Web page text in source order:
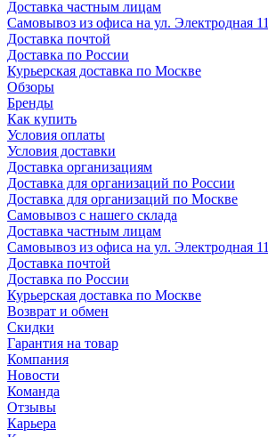
Доставка частным лицам
Самовывоз из офиса на ул. Электродная 11
Доставка почтой
Доставка по России
Курьерская доставка по Москве
Обзоры
Бренды
Как купить
Условия оплаты
Условия доставки
Доставка организациям
Доставка для организаций по России
Доставка для организаций по Москве
Самовывоз с нашего склада
Доставка частным лицам
Самовывоз из офиса на ул. Электродная 11
Доставка почтой
Доставка по России
Курьерская доставка по Москве
Возврат и обмен
Скидки
Гарантия на товар
Компания
Новости
Команда
Отзывы
Карьера